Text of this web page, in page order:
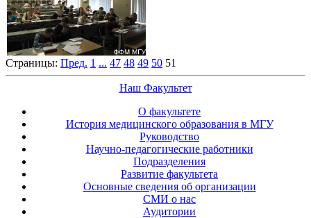
Страницы: Пред. 1 ... 47 48 49 50 51
Наш Факультет
О факультете
История медицинского образования в МГУ
Руководство
Научно-педагогические работники
Подразделения
Развитие факультета
Основные сведения об организации
СМИ о нас
Аудитории